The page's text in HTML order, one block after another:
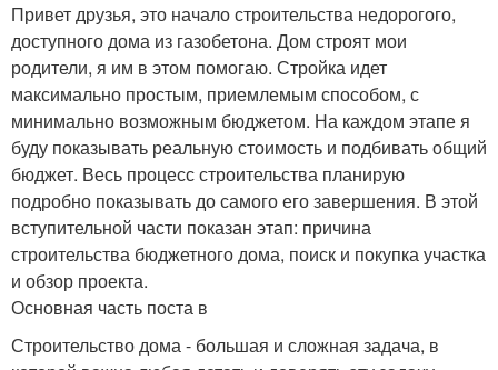
Привет друзья, это начало строительства недорогого,
доступного дома из газобетона. Дом строят мои
родители, я им в этом помогаю. Стройка идет
максимально простым, приемлемым способом, с
минимально возможным бюджетом. На каждом этапе я
буду показывать реальную стоимость и подбивать общий
бюджет. Весь процесс строительства планирую
подробно показывать до самого его завершения. В этой
вступительной части показан этап: причина
строительства бюджетного дома, поиск и покупка участка
и обзор проекта.
Основная часть поста в
Строительство дома - большая и сложная задача, в